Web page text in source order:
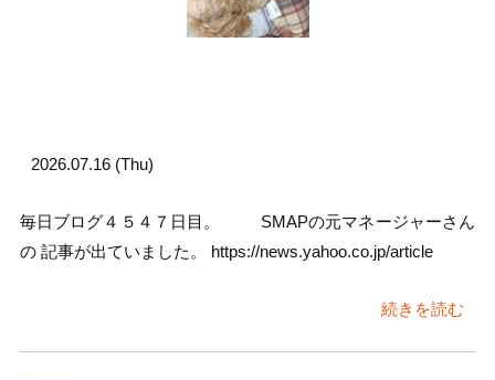
2026.07.16 (Thu)
毎日ブログ４５４７日目。 SMAPの元マネージャーさん
の 記事が出ていました。 https://news.yahoo.co.jp/article
続きを読む